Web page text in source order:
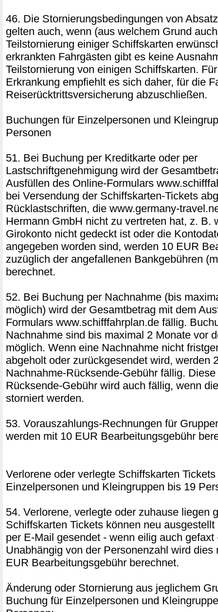
46. Die Stornierungsbedingungen von
gelten auch, wenn (aus welchem Grund
Teilstornierung einiger Schiffskarten
erkrankten Fahrgästen gibt es keine
Teilstornierung von einigen Schiffskarten.
Erkrankung empfiehlt es sich daher, für die
Reiserücktrittsversicherung abzuschließen.
Buchungen für Einzelpersonen und
Personen
51. Bei Buchung per Kreditkarte oder per
Lastschriftgenehmigung wird der
Ausfüllen des Online-Formulars
bei Versendung der Schiffskarten-Tickets
Rücklastschriften, die www.germany-
Hermann GmbH nicht zu vertreten hat, z. B.
Girokonto nicht gedeckt ist oder die
angegeben worden sind, werden 10 EUR
zuzüglich der angefallenen Bankgebühren
berechnet.
52. Bei Buchung per Nachnahme (bis
möglich) wird der Gesamtbetrag mit dem
Formulars www.schifffahrplan.de fällig.
Nachnahme sind bis maximal 2 Monate vor
möglich. Wenn eine Nachnahme nicht
abgeholt oder zurückgesendet wird, werden
Nachnahme-Rücksende-Gebühr fällig.
Rücksende-Gebühr wird auch fällig, wenn
storniert werden.
53. Vorauszahlungs-Rechnungen für
werden mit 10 EUR Bearbeitungsgebühr
Verlorene oder verlegte Schiffskarten Tickets
Einzelpersonen und Kleingruppen bis 19
54. Verlorene, verlegte oder zuhause liegen
Schiffskarten Tickets können neu
per E-Mail gesendet - wenn eilig auch gefaxt
Unabhängig von der Personenzahl wird dies
EUR Bearbeitungsgebühr berechnet.
Änderung oder Stornierung aus jeglichem
Buchung für Einzelpersonen und